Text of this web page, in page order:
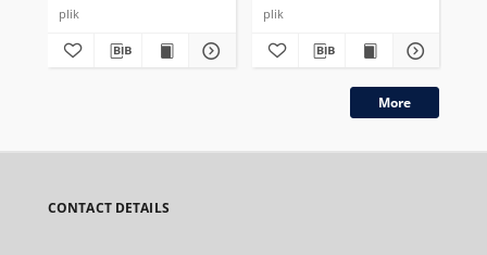
plik plik
More
CONTACT DETAILS